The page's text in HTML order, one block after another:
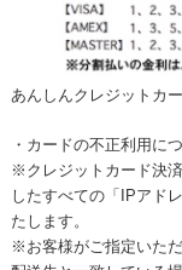
あんしんクレジットカ
・カードの不正利用に
※クレジットカード決
したすべての「IPアド
たします。
※お客様がご指定いた